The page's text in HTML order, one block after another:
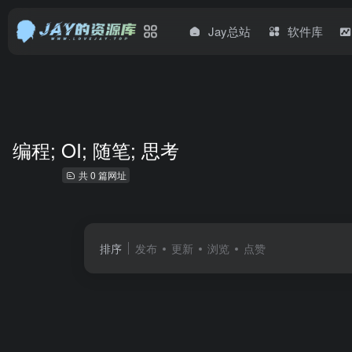
Jay总站 软件库
编程; OI; 随笔; 思考
共 0 篇网址
排序 发布 更新 浏览 点赞